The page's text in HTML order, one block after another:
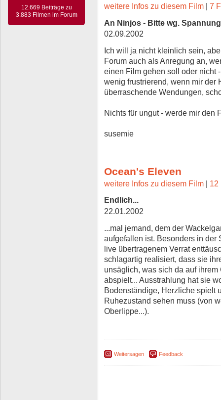
12.669 Beiträge zu
3.883 Filmen im Forum
weitere Infos zu diesem Film
7
An Ninjos - Bitte wg.
02.09.2002
Ich will ja nicht kleinlich sein,
Forum auch als Anregung an,
einen Film gehen soll oder nicht
wenig frustrierend, wenn mir der
überraschende Wendungen,
Nichts für ungut - werde mir den
susemie
Ocean's Eleven
weitere Infos zu diesem Film | 12
Endlich...
22.01.2002
...mal jemand, dem der
aufgefallen ist. Besonders in der
live übertragenem Verrat
schlagartig realisiert, dass sie
unsäglich, was sich da auf
abspielt... Ausstrahlung hat sie
Bodenständige, Herzliche spielt
Ruhezustand sehen muss (von
Oberlippe...).
Weitersagen Feedback